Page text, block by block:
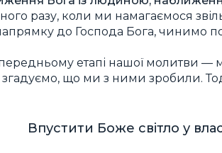
разу, коли ми намагаємося
до Господа Бога, чинимо
етапі нашої молитви —
що ми з ними зробили.
Впустити Боже світло у